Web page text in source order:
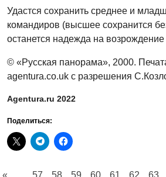
Удастся сохранить среднее и
командиров (высшее сохранится
останется надежда на
© «Русская панорама», 2000.
agentura.co.uk с разрешения
Agentura.ru 2022
Поделиться:
« 57 58 59 60 61 62 63